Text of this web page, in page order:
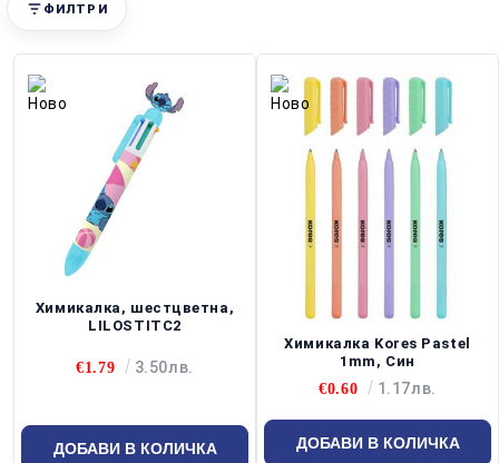
ФИЛТРИ
Химикалка, шестцветна,
LILOSTITC2
€1.79 3.50лв.
Химикалка Kores Pastel
1mm, Син
€0.60
1.17лв.